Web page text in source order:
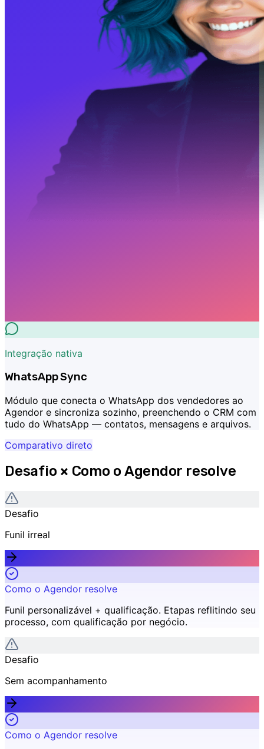
Integração nativa
WhatsApp Sync
Módulo que conecta o WhatsApp dos vendedores ao
Agendor e sincroniza sozinho, preenchendo o CRM com
tudo do WhatsApp — contatos, mensagens e arquivos.
Comparativo direto
Desafio × Como o Agendor resolve
Desafio
Funil irreal
Como o Agendor resolve
Funil personalizável + qualificação. Etapas reflitindo seu
processo, com qualificação por negócio.
Desafio
Sem acompanhamento
Como o Agendor resolve